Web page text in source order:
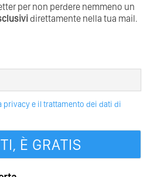
per non perdere nemmeno un
direttamente nella tua mail.
privacy e il trattamento dei dati di